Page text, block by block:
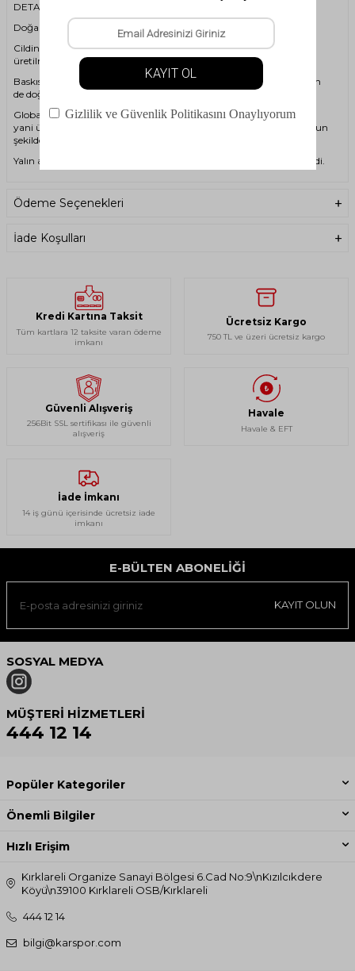
DETAY
Doğal dokunuş, zarif detaylar.
Cildinizin nefes almasına izin veren %100 pamuk kumaştan
üretilmiştir.
Baskısında kullanılan orijinal boyalar sayesinde hem sağlığınızı hem
de doğayı korur.
Global Organic Textile Standard (GOTS) – Versiyon 7.0 sertifikalıdır,
yani üretim sürecinin tamamı doğa dostu ve etik standartlara uygun
şekilde gerçekleştirilmiştir.
Yalın ama fark yaratan bir stil arıyorsanız, bu parça sizin için üretildi.
Ödeme Seçenekleri
İade Koşulları
Kredi Kartına Taksit
Tüm kartlara 12 taksite varan ödeme
imkanı
Ücretsiz Kargo
750 TL ve üzeri ücretsiz kargo
Güvenli Alışveriş
256Bit SSL sertifikası ile güvenli
alışveriş
Havale
Havale & EFT
İade İmkanı
14 iş günü içerisinde ücretsiz iade
imkanı
E-BÜLTEN ABONELIĞI
KAYIT OLUN
SOSYAL MEDYA
MÜŞTERI HIZMETLERI
444 12 14
Popüler Kategoriler
Önemli Bilgiler
Hızlı Erişim
Kırklareli Organize Sanayi Bölgesi 6.Cad No:9\nKızılcıkdere
Köyü\n39100 Kırklareli OSB/Kırklareli
444 12 14
bilgi@karspor.com